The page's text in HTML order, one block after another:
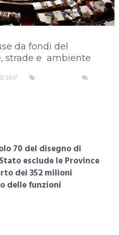
da fondi del
strade e ambiente
2017
70 del disegno di
esclude le Province
dei 352 milioni
delle funzioni